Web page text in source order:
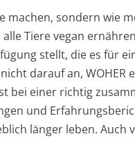
machen, sondern wie
Tiere vegan
stellt, die es für
darauf an, WOHER
bei einer richtig
und
länger leben. Auch